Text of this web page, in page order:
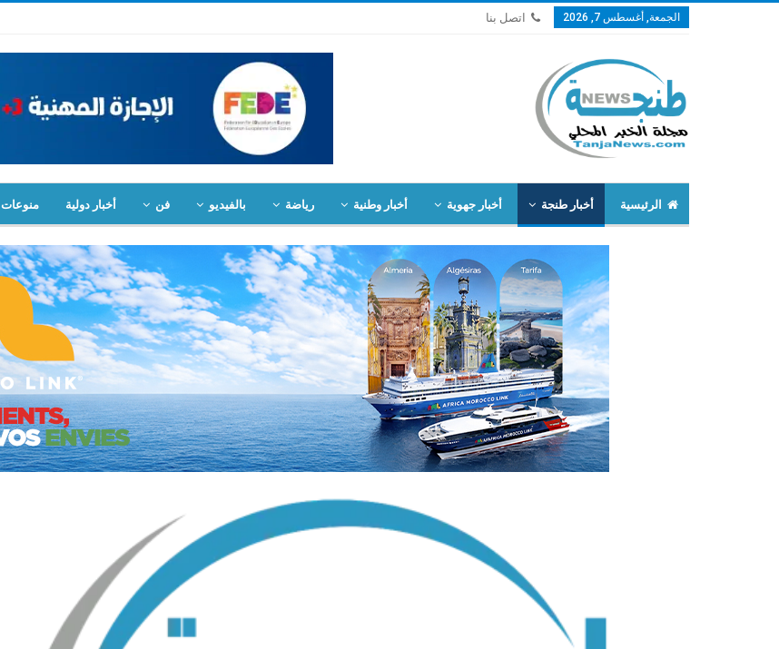
الجمعة, أغسطس 7, 2026 اتصل بنا
الرئيسية أخبار طنجة أخبار جهوية أخبار وطنية رياضة بالفيديو فن أخبار دولية منوعات